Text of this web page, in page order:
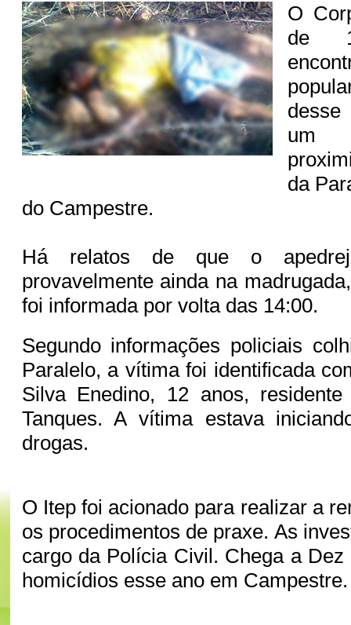
O
de
um
da
do Campestre.
Há relatos de que o
provavelmente ainda na
foi informada por volta das 14:00.
Segundo informações policiais
Paralelo, a vítima foi identificada
Silva Enedino, 12 anos,
Tanques. A vítima estava
drogas.
O Itep foi acionado para realizar a
os procedimentos de praxe. As
cargo da Polícia Civil. Chega a
homicídios esse ano em Campestre.